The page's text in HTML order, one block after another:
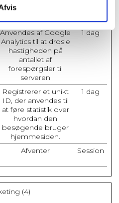
datoer for første og
Anvendes af Google
Analytics til at drosle
hastigheden på
antallet af
forespørgsler til
serveren
1 dag
Registrerer et unikt
ID, der anvendes til
at føre statistik over
hvordan den
besøgende bruger
hjemmesiden.
1 dag
Afventer Session
(4)